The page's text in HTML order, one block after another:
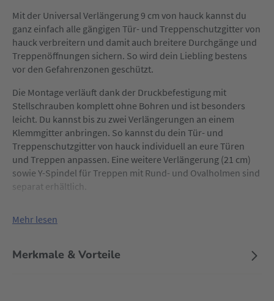
Mit der Universal Verlängerung 9 cm von hauck kannst du
ganz einfach alle gängigen Tür- und Treppenschutzgitter von
hauck verbreitern und damit auch breitere Durchgänge und
Treppenöffnungen sichern. So wird dein Liebling bestens
vor den Gefahrenzonen geschützt.
Die Montage verläuft dank der Druckbefestigung mit
Stellschrauben komplett ohne Bohren und ist besonders
leicht. Du kannst bis zu zwei Verlängerungen an einem
Klemmgitter anbringen. So kannst du dein Tür- und
Treppenschutzgitter von hauck individuell an eure Türen
und Treppen anpassen. Eine weitere Verlängerung (21 cm)
sowie Y-Spindel für Treppen mit Rund- und Ovalholmen sind
separat erhältlich.
Mehr lesen
Merkmale & Vorteile